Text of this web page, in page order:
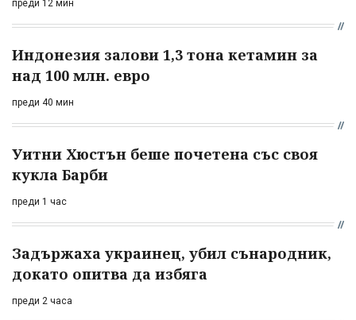
преди 12 мин
Индонезия залови 1,3 тона кетамин за
над 100 млн. евро
преди 40 мин
Уитни Хюстън беше почетена със своя
кукла Барби
преди 1 час
Задържаха украинец, убил сънародник,
докато опитва да избяга
преди 2 часа